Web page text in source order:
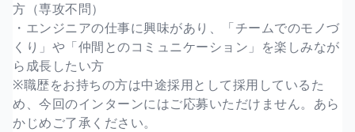
方（専攻不問）
・エンジニアの仕事に興味があり、「チームでのモノづ
くり」や「仲間とのコミュニケーション」を楽しみなが
ら成長したい方
※職歴をお持ちの方は中途採用として採用しているた
め、今回のインターンにはご応募いただけません。あら
かじめご了承ください。